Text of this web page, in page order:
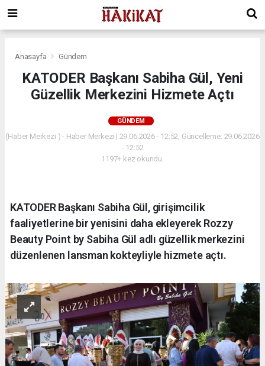
Anasayfa Gündem
KATODER Başkanı Sabiha Gül, Yeni
Güzellik Merkezini Hizmete Açtı
GÜNDEM
(Haber Merkezi ) - Haber Merkezi | 29.06.2026 - 12:52, Güncelleme: 29.06.2026
- 12:52
1197+ kez okundu.
KATODER Başkanı Sabiha Gül, girişimcilik
faaliyetlerine bir yenisini daha ekleyerek Rozzy
Beauty Point by Sabiha Gül adlı güzellik merkezini
düzenlenen lansman kokteyliyle hizmete açtı.